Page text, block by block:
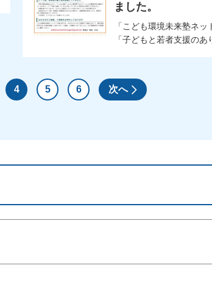
ました。
「こども環境未来塾ネ
「子どもと若者支援のあ
4 5 6 次へ